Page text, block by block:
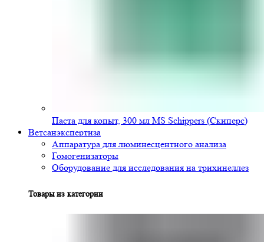
Паста для копыт, 300 мл MS Schippers (Скиперс)
Ветсанэкспертиза
Аппаратура для люминесцентного анализа
Гомогенизаторы
Оборудование для исследования на трихинеллез
Товары из категории